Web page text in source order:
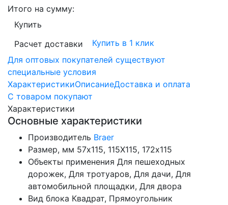
Итого на сумму:
Купить
Расчет доставки
Купить в 1 клик
Для оптовых покупателей существуют
специальные условия
ХарактеристикиОписаниеДоставка и оплата
С товаром покупают
Характеристики
Основные характеристики
Производитель Braer
Размер, мм 57х115, 115Х115, 172х115
Объекты применения Для пешеходных
дорожек, Для тротуаров, Для дачи, Для
автомобильной площадки, Для двора
Вид блока Квадрат, Прямоугольник